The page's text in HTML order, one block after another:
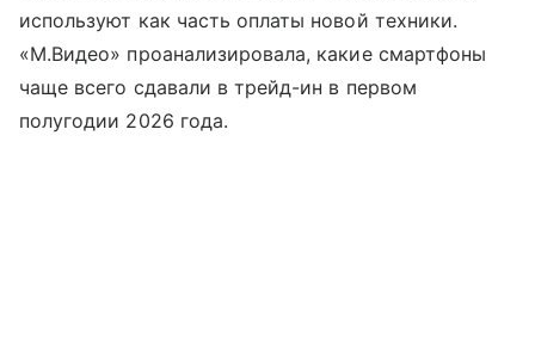
используют как часть оплаты новой техники.
«М.Видео» проанализировала, какие смартфоны
чаще всего сдавали в трейд-ин в первом
полугодии 2026 года.